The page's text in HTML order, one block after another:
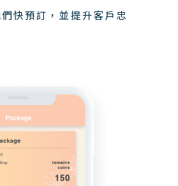
快預訂，並提升客戶忠